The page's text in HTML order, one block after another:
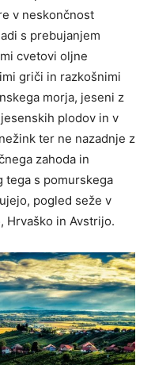
v neskončnost
s prebujanjem
cvetovi oljne
griči in razkošnimi
morja, jeseni z
plodov in v
ter ne nazadnje z
zahoda in
tega s pomurskega
pogled seže v
Hrvaško in Avstrijo.